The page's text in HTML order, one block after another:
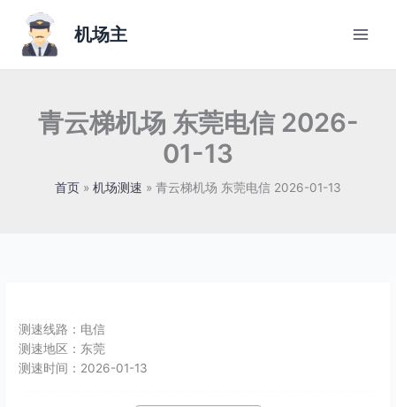
机场主
青云梯机场 东莞电信 2026-
01-13
首页 机场测速 青云梯机场 东莞电信 2026-01-13
测速线路： 电信
测速地区： 东莞
测速时间： 2026-01-13